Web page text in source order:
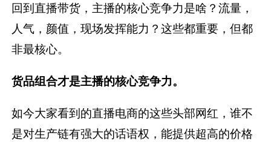
回到直播带货，主播的核心竞争力是啥？流量，
人气，颜值，现场发挥能力？这些都重要，但都
非最核心。
货品组合才是主播的核心竞争力。
如今大家看到的直播电商的这些头部网红，谁不
是对生产链有强大的话语权，能提供超高的价格